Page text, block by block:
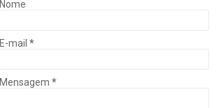
Nome
E-mail *
Mensagem *